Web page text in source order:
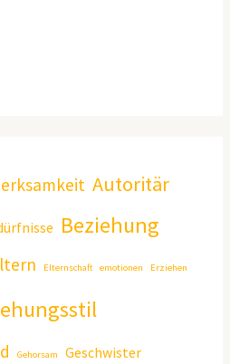
Autoritär
Beziehung
Elternschaft emotionen Erziehen
Gehorsam Geschwister